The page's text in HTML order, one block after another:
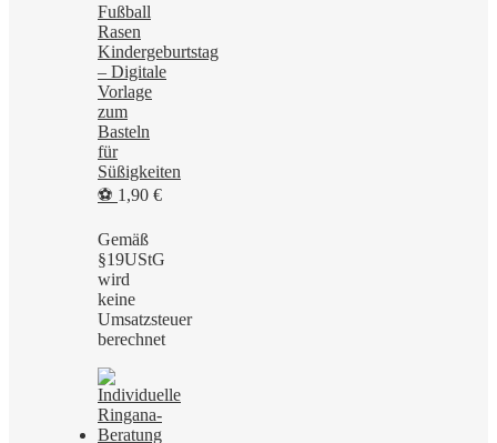
Fußball
Rasen
Kindergeburtstag
– Digitale
Vorlage
zum
Basteln
für
Süßigkeiten
⚽ 1,90 €
Gemäß
§19UStG
wird
keine
Umsatzsteuer
berechnet